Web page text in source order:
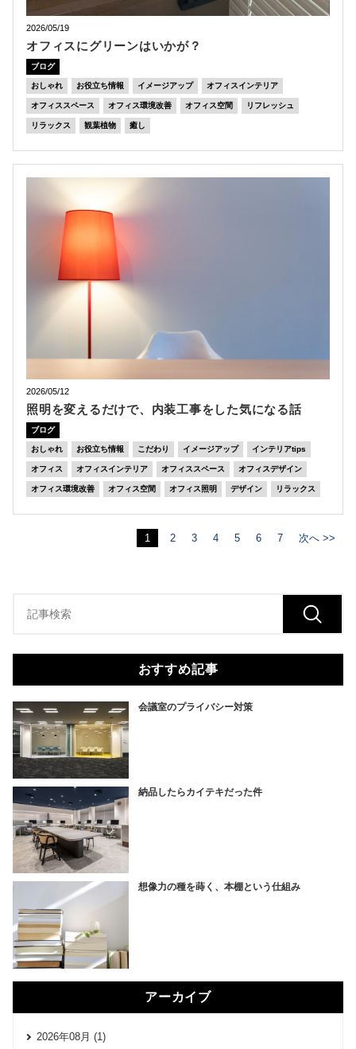
2026/05/19
オフィスにグリーンはいかが？
ブログ
おしゃれ お役立ち情報 イメージアップ オフィスインテリア
オフィススペース オフィス環境改善 オフィス空間 リフレッシュ
リラックス 観葉植物 癒し
2026/05/12
照明を変えるだけで、内装工事をした気になる話
ブログ
おしゃれ お役立ち情報 こだわり イメージアップ インテリアtips
オフィス オフィスインテリア オフィススペース オフィスデザイン
オフィス環境改善 オフィス空間 オフィス照明 デザイン リラックス
1 2 3 4 5 6 7 次へ >>
おすすめ記事
会議室のプライバシー対策
納品したらカイテキだった件
想像力の種を蒔く、本棚という仕組み
アーカイブ
2026年08月 (1)